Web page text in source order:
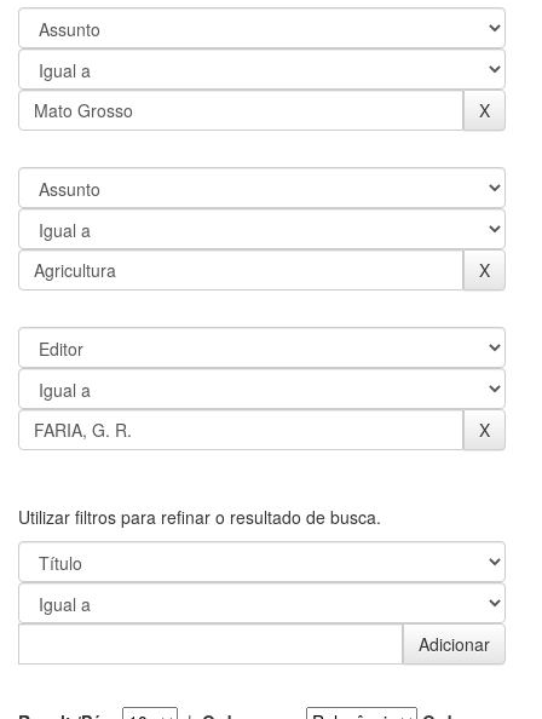
Utilizar filtros para refinar o resultado de busca.